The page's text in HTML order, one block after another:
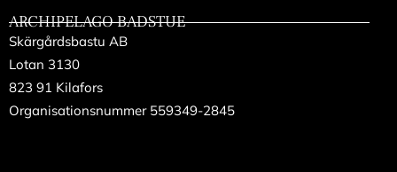
ARCHIPELAGO BADSTUE
Skärgårdsbastu AB
Lotan 3130
823 91 Kilafors
Organisationsnummer 559349-2845